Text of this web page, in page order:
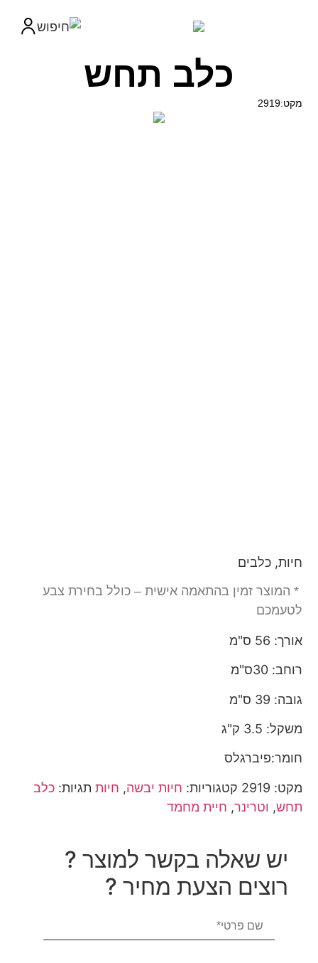
כלב תחש
מקט:2919
חיות, כלבים
* המוצר זמין בהתאמה אישית – כולל בחירת צבע
לטעמכם
אורך: 56 ס"מ
רוחב: 30ס"מ
גובה: 39 ס"מ
משקל: 3.5 ק"ג
חומר:פיברגלס
מקט: 2919 קטגוריות: חיות יבשה, חיות תגיות: כלב
תחש, וטרינר, חיית מחמד
יש שאלה בקשר למוצר ?
רוצים הצעת מחיר ?